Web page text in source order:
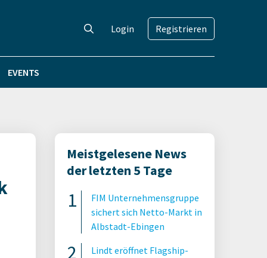
Login Registrieren
EVENTS
Meistgelesene News
der letzten 5 Tage
FIM Unternehmensgruppe
sichert sich Netto-Markt in
Albstadt-Ebingen
Lindt eröffnet Flagship-